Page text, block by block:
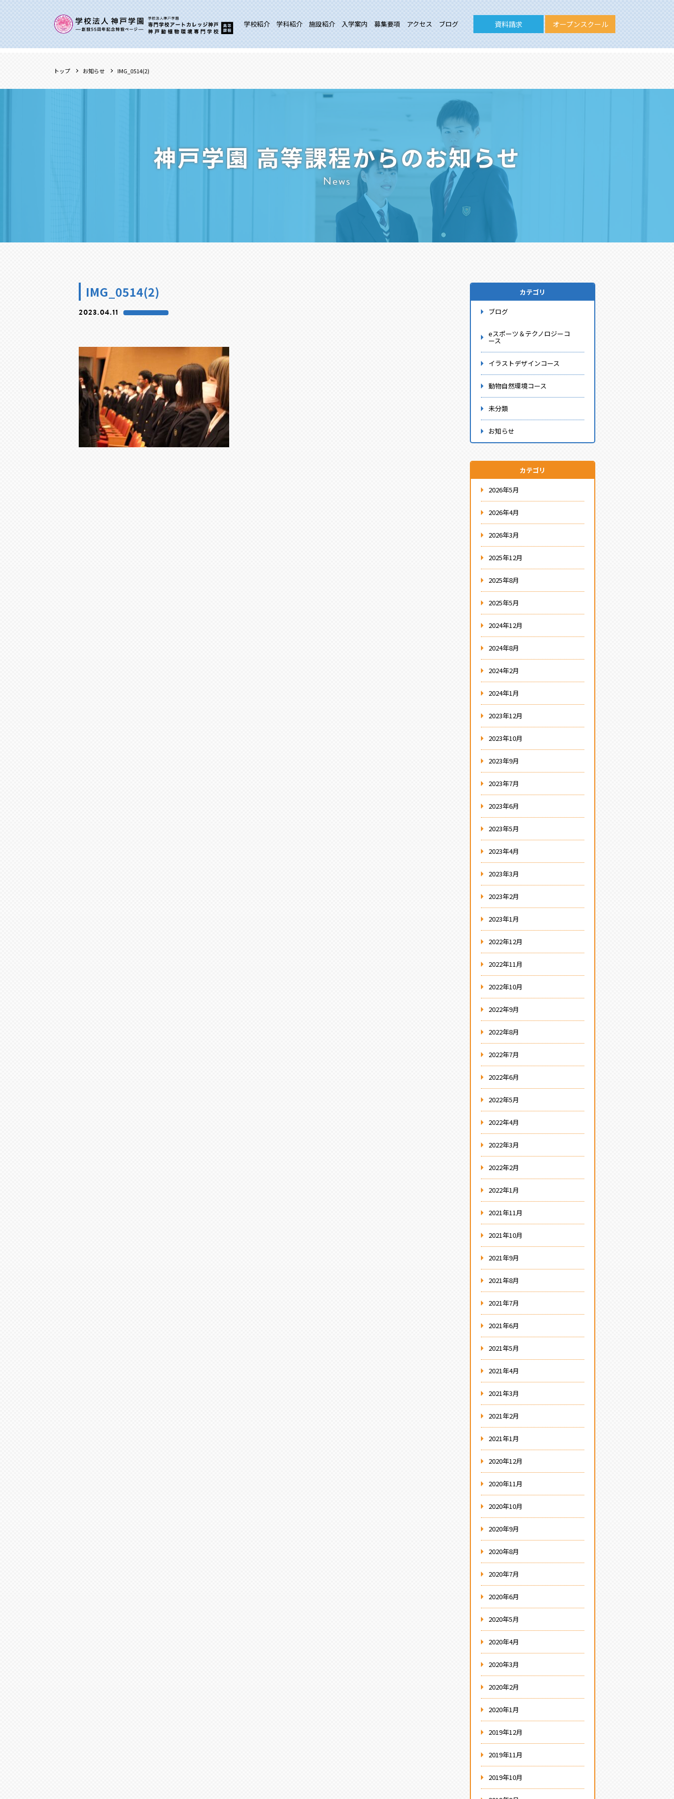
学校紹介 学科紹介 施設紹介 入学案内 募集要項 アクセス ブログ 資料請求 オープンスクール
トップ お知らせ IMG_0514(2)
神戸学園 高等課程からのお知らせ
News
IMG_0514(2)
2023.04.11
カテゴリ
ブログ
eスポーツ＆テクノロジーコ
ース
イラストデザインコース
動物自然環境コース
未分類
お知らせ
カテゴリ
2026年5月
2026年4月
2026年3月
2025年12月
2025年8月
2025年5月
2024年12月
2024年8月
2024年2月
2024年1月
2023年12月
2023年10月
2023年9月
2023年7月
2023年6月
2023年5月
2023年4月
2023年3月
2023年2月
2023年1月
2022年12月
2022年11月
2022年10月
2022年9月
2022年8月
2022年7月
2022年6月
2022年5月
2022年4月
2022年3月
2022年2月
2022年1月
2021年11月
2021年10月
2021年9月
2021年8月
2021年7月
2021年6月
2021年5月
2021年4月
2021年3月
2021年2月
2021年1月
2020年12月
2020年11月
2020年10月
2020年9月
2020年8月
2020年7月
2020年6月
2020年5月
2020年4月
2020年3月
2020年2月
2020年1月
2019年12月
2019年11月
2019年10月